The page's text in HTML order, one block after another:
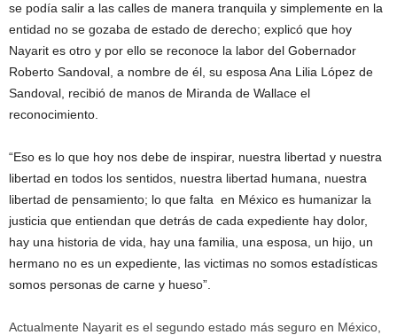
se podía salir a las calles de manera tranquila y simplemente en la
entidad no se gozaba de estado de derecho; explicó que hoy
Nayarit es otro y por ello se reconoce la labor del Gobernador
Roberto Sandoval, a nombre de él, su esposa Ana Lilia López de
Sandoval, recibió de manos de Miranda de Wallace el
reconocimiento.
“Eso es lo que hoy nos debe de inspirar, nuestra libertad y nuestra
libertad en todos los sentidos, nuestra libertad humana, nuestra
libertad de pensamiento; lo que falta en México es humanizar la
justicia que entiendan que detrás de cada expediente hay dolor,
hay una historia de vida, hay una familia, una esposa, un hijo, un
hermano no es un expediente, las victimas no somos estadísticas
somos personas de carne y hueso”.
Actualmente Nayarit es el segundo estado más seguro en México,